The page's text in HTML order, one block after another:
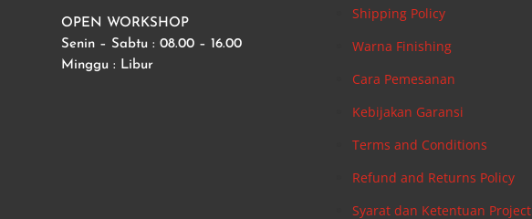
OPEN WORKSHOP
Senin – Sabtu : 08.00 – 16.00
Minggu : Libur
Shipping Policy
Warna Finishing
Cara Pemesanan
Kebijakan Garansi
Terms and Conditions
Refund and Returns Policy
Syarat dan Ketentuan Project